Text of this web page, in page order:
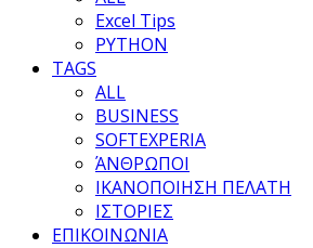
Excel Tips
PYTHON
TAGS
ALL
BUSINESS
SOFTEXPERIA
ΆΝΘΡΩΠΟΙ
ΙΚΑΝΟΠΟΙΗΣΗ ΠΕΛΑΤΗ
ΙΣΤΟΡΙΕΣ
ΕΠΙΚΟΙΝΩΝΙΑ